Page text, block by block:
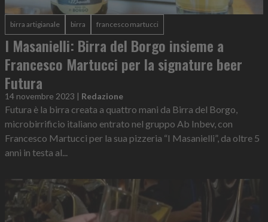
birra artigianale birra francesco martucci
I Masanielli: Birra del Borgo insieme a
Francesco Martucci per la signature beer
Futura
14 novembre 2023 Redazione
Futura è la birra creata a quattro mani da Birra del Borgo,
microbirrificio italiano entrato nel gruppo Ab Inbev, con
Francesco Martucci per la sua pizzeria “I Masanielli”, da oltre 5
anni in testa al...